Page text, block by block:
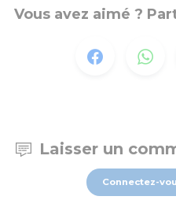
Vous avez aimé ?
Laisser un
Connectez-